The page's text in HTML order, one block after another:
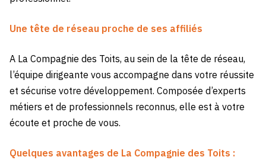
Une tête de réseau proche de ses affiliés
A La Compagnie des Toits, au sein de la tête de réseau,
l’équipe dirigeante vous accompagne dans votre réussite
et sécurise votre développement. Composée d’experts
métiers et de professionnels reconnus, elle est à votre
écoute et proche de vous.
Quelques avantages de La Compagnie des Toits :